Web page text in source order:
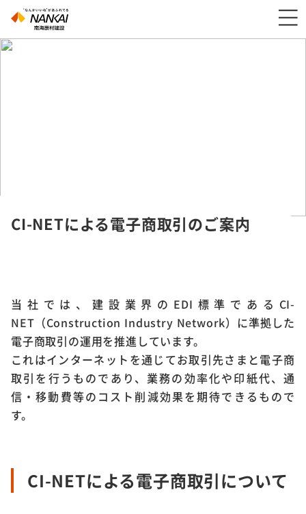
CI-NETによる電子商取引のご案内
当社では、建設業界のEDI標準であるCI-
NET（Construction Industry Network）に準拠した
電子商取引の運用を推進しています。
これはインターネットを通じてお取引先さまと電子商
取引を行うものであり、業務の効率化や印紙代、通
信・移動費等のコスト削減効果を期待できるもので
す。
CI-NETによる電子商取引について